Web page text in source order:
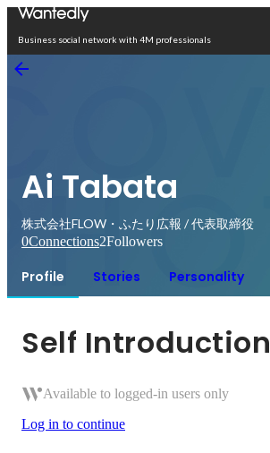
Business social network with 4M professionals
Ai Tabata
株式会社FLOW・ふたり広報 / 代表取締役
0Connections2Followers
Profile Stories Personality
Self Introduction
Available to logged-in users only
Log in to continue